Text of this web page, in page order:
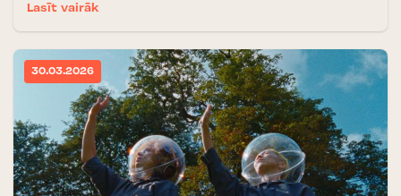
Lasīt vairāk
30.03.2026